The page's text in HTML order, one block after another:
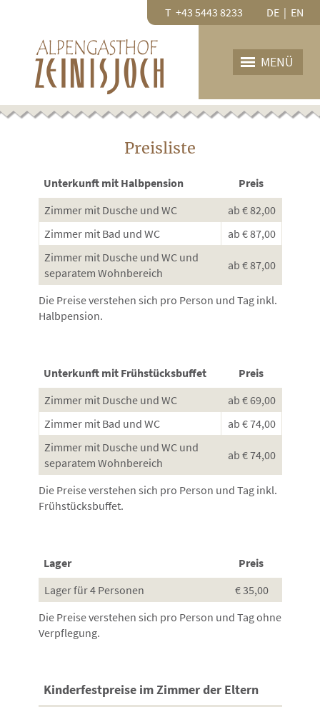
Preisliste
Unterkunft mit Halbpension
Preis
Zimmer mit Dusche und WC
ab € 82,00
Zimmer mit Bad und WC
ab € 87,00
Zimmer mit Dusche und WC und
separatem Wohnbereich
ab € 87,00
Die Preise verstehen sich pro Person und Tag inkl.
Halbpension.
Unterkunft mit Frühstücksbuffet
Preis
Zimmer mit Dusche und WC
ab € 69,00
Zimmer mit Bad und WC
ab € 74,00
Zimmer mit Dusche und WC und
separatem Wohnbereich
ab € 74,00
Die Preise verstehen sich pro Person und Tag inkl.
Frühstücksbuffet.
Lager
Preis
Lager für 4 Personen
€ 35,00
Die Preise verstehen sich pro Person und Tag ohne
Verpflegung.
Kinderfestpreise im Zimmer der Eltern
T +43 5443 8233 DE | EN
DER GASTHOF
Restaurant
PREISE
Preisliste
Angebote
AGB
ANFRAGE
LAGE & ANREISE
IMPRESSUM
DATENSCHUTZ
MENÜ